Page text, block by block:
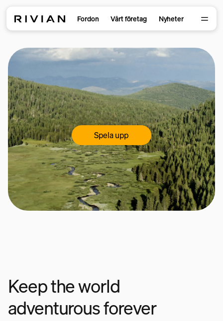
Fordon Vårt företag Nyheter
Spela upp
Keep the world
adventurous forever